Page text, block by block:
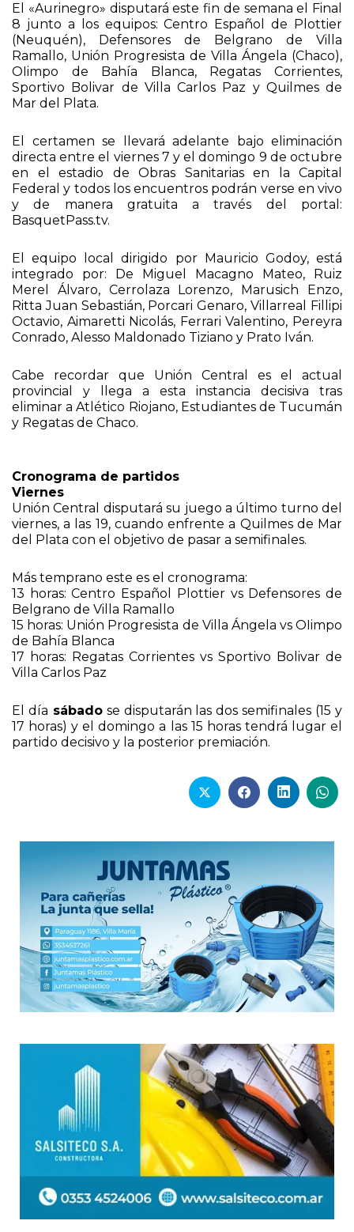
El «Aurinegro» disputará este fin de semana el Final
8 junto a los equipos: Centro Español de Plottier
(Neuquén), Defensores de Belgrano de Villa
Ramallo, Unión Progresista de Villa Ángela (Chaco),
OIimpo de Bahía Blanca, Regatas Corrientes,
Sportivo Bolivar de Villa Carlos Paz y Quilmes de
Mar del Plata.
El certamen se llevará adelante bajo eliminación
directa entre el viernes 7 y el domingo 9 de octubre
en el estadio de Obras Sanitarias en la Capital
Federal y todos los encuentros podrán verse en vivo
y de manera gratuita a través del portal:
BasquetPass.tv.
El equipo local dirigido por Mauricio Godoy, está
integrado por: De Miguel Macagno Mateo, Ruiz
Merel Álvaro, Cerrolaza Lorenzo, Marusich Enzo,
Ritta Juan Sebastián, Porcari Genaro, Villarreal Fillipi
Octavio, Aimaretti Nicolás, Ferrari Valentino, Pereyra
Conrado, Alesso Maldonado Tiziano y Prato Iván.
Cabe recordar que Unión Central es el actual
provincial y llega a esta instancia decisiva tras
eliminar a Atlético Riojano, Estudiantes de Tucumán
y Regatas de Chaco.
Cronograma de partidos
Viernes
Unión Central disputará su juego a último turno del
viernes, a las 19, cuando enfrente a Quilmes de Mar
del Plata con el objetivo de pasar a semifinales.
Más temprano este es el cronograma:
13 horas: Centro Español Plottier vs Defensores de
Belgrano de Villa Ramallo
15 horas: Unión Progresista de Villa Ángela vs OIimpo
de Bahía Blanca
17 horas: Regatas Corrientes vs Sportivo Bolivar de
Villa Carlos Paz
El día sábadose disputarán las dos semifinales (15 y
17 horas) y el domingo a las 15 horas tendrá lugar el
partido decisivo y la posterior premiación.